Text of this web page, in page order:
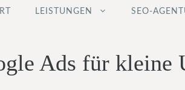
LEISTUNGEN SEO-
Ads für kleine